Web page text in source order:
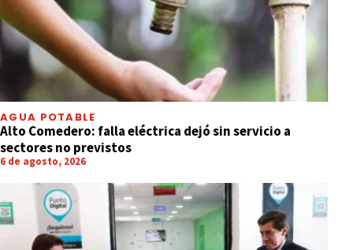
AGUA POTABLE
Alto Comedero: falla eléctrica dejó sin servicio a
sectores no previstos
6 de agosto, 2026